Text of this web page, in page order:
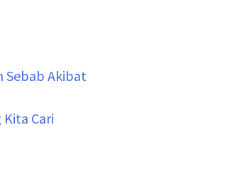
Sebab Akibat
Kita Cari